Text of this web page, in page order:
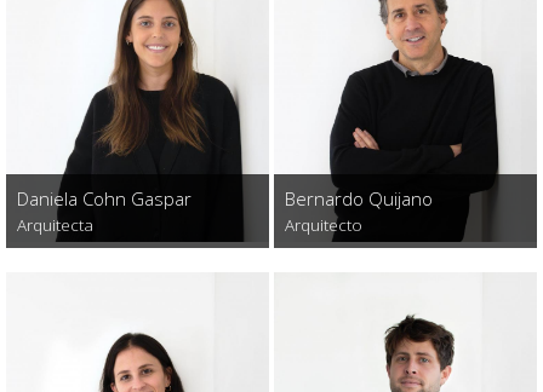
Daniela Cohn Gaspar
Arquitecta
Bernardo Quijano
Arquitecto